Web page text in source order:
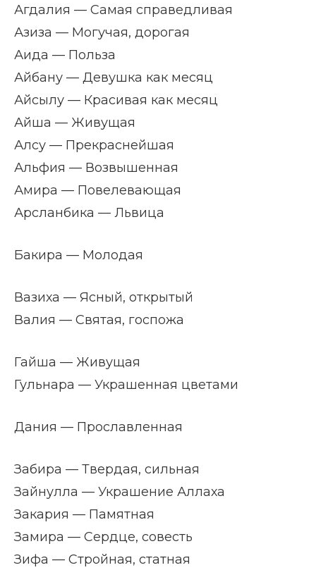
Агдалия — Самая справедливая
Азиза — Могучая, дорогая
Аида — Польза
Айбану — Девушка как месяц
Айсылу — Красивая как месяц
Айша — Живущая
Алсу — Прекраснейшая
Альфия — Возвышенная
Амира — Повелевающая
Арсланбика — Львица
Бакира — Молодая
Вазиха — Ясный, открытый
Валия — Святая, госпожа
Гайша — Живущая
Гульнара — Украшенная цветами
Дания — Прославленная
Забира — Твердая, сильная
Зайнулла — Украшение Аллаха
Закария — Памятная
Замира — Сердце, совесть
Зифа — Стройная, статная